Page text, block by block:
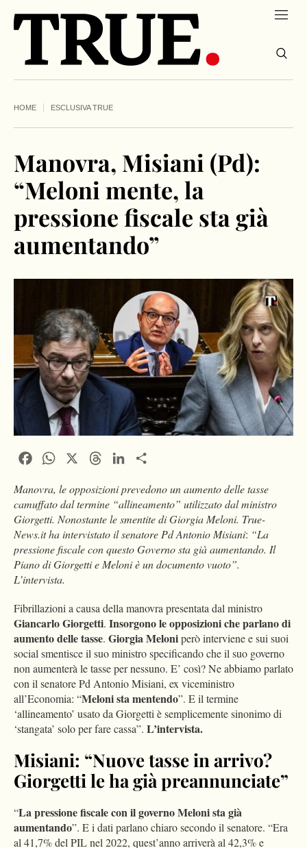
HOME ESCLUSIVA TRUE
Manovra, Misiani (Pd):
“Meloni mente, la
pressione fiscale sta già
aumentando”
FacebookWhatsApp ThreadsLinkedIn
Manovra, le opposizioni prevedono un aumento delle tasse
camuffato dal termine “allineamento” utilizzato dal ministro
Giorgetti. Nonostante le smentite di Giorgia Meloni. True-
News.it ha intervistato il senatore Pd Antonio Misiani: “La
pressione fiscale con questo Governo sta già aumentando. Il
Piano di Giorgetti e Meloni è un documento vuoto”.
L’intervista.
Fibrillazioni a causa della manovra presentata dal ministro
Giancarlo Giorgetti. Insorgono le opposizioni che parlano di
aumento delle tasse. Giorgia Meloniperò interviene e sui suoi
social smentisce il suo ministro specificando che il suo governo
non aumenterà le tasse per nessuno. E’ così? Ne abbiamo parlato
con il senatore Pd Antonio Misiani, ex viceministro
all’Economia: “Meloni sta mentendo”. E il termine
‘allineamento’ usato da Giorgetti è semplicemente sinonimo di
‘stangata’ solo per fare cassa”. L’intervista.
Misiani: “Nuove tasse in arrivo?
Giorgetti le ha già preannunciate”
“La pressione fiscale con il governo Meloni sta già
aumentando”. E i dati parlano chiaro secondo il senatore. “Era
al 41,7% del PIL nel 2022, quest’anno arriverà al 42,3% e